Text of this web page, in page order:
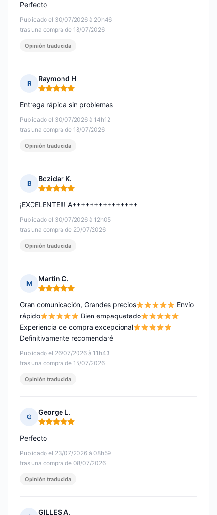
Publicado el 30/07/2026 à 20h46
tras una compra de 18/07/2026
Perfecto
Opinión traducida
R
Raymond H.
Nota: 5 de 5
Publicado el 30/07/2026 à 14h12
tras una compra de 18/07/2026
Entrega rápida sin problemas
Opinión traducida
B
Bozidar K.
Nota: 5 de 5
Publicado el 30/07/2026 à 12h05
tras una compra de 20/07/2026
¡EXCELENTE!!! A+++++++++++++++
Opinión traducida
M
Martin C.
Nota: 5 de 5
Publicado el 26/07/2026 à 11h43
tras una compra de 15/07/2026
Gran comunicación, Grandes precios
Envío
rápido
Bien empaquetado
Experiencia de compra excepcional
Definitivamente recomendaré
Opinión traducida
G
George L.
Nota: 5 de 5
Publicado el 23/07/2026 à 08h59
tras una compra de 08/07/2026
Perfecto
Opinión traducida
GILLES A.